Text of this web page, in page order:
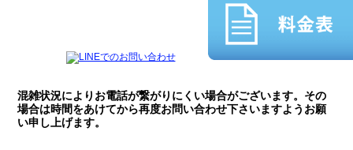
混雑状況によりお電話が繋がりにくい場合がございます。その
場合は時間をあけてから再度お問い合わせ下さいますようお願
い申し上げます。